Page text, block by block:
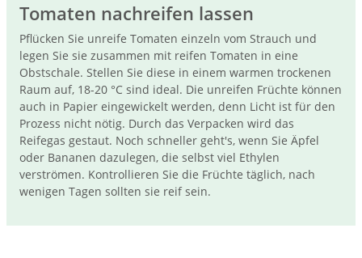
Tomaten nachreifen lassen
Pflücken Sie unreife Tomaten einzeln vom Strauch und
legen Sie sie zusammen mit reifen Tomaten in eine
Obstschale. Stellen Sie diese in einem warmen trockenen
Raum auf, 18-20 °C sind ideal. Die unreifen Früchte können
auch in Papier eingewickelt werden, denn Licht ist für den
Prozess nicht nötig. Durch das Verpacken wird das
Reifegas gestaut. Noch schneller geht's, wenn Sie Äpfel
oder Bananen dazulegen, die selbst viel Ethylen
verströmen. Kontrollieren Sie die Früchte täglich, nach
wenigen Tagen sollten sie reif sein.